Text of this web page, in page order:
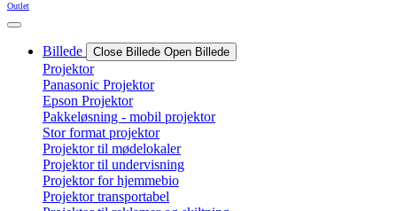
Outlet
Billede Close Billede Open Billede
Projektor
Panasonic Projektor
Epson Projektor
Pakkeløsning - mobil projektor
Stor format projektor
Projektor til mødelokaler
Projektor til undervisning
Projektor for hjemmebio
Projektor transportabel